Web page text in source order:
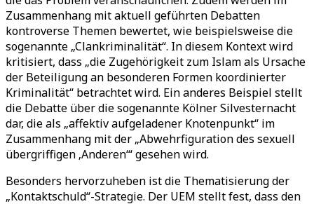
Zusammenhang mit aktuell geführten Debatten
kontroverse Themen bewertet, wie beispielsweise die
sogenannte „Clankriminalität“. In diesem Kontext wird
kritisiert, dass „die Zugehörigkeit zum Islam als Ursache
der Beteiligung an besonderen Formen koordinierter
Kriminalität“ betrachtet wird. Ein anderes Beispiel stellt
die Debatte über die sogenannte Kölner Silvesternacht
dar, die als „affektiv aufgeladener Knotenpunkt“ im
Zusammenhang mit der „Abwehrfiguration des sexuell
übergriffigen ‚Anderen‘“ gesehen wird.
Besonders hervorzuheben ist die Thematisierung der
„Kontaktschuld“-Strategie. Der UEM stellt fest, dass den